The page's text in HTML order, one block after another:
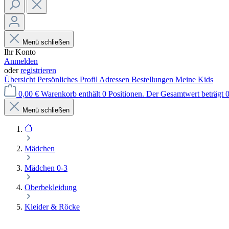
Menü schließen
Ihr Konto
Anmelden
oderregistrieren
Übersicht Persönliches Profil Adressen Bestellungen Meine Kids
0,00 € Warenkorb enthält 0 Positionen. Der Gesamtwert beträgt
Menü schließen
Mädchen
Mädchen 0-3
Oberbekleidung
Kleider & Röcke